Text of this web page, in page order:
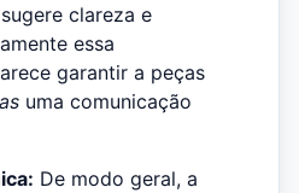
clareza e
essa
garantir a peças
uma comunicação
De modo geral, a